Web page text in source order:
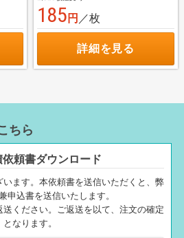
185 円 ／枚
詳細を見る
ちら
依頼書ダウンロード
ます。本依頼書を送信いただくと、弊
申込書を送信いたします。
ください。ご返送を以て、注文の確定
となります。